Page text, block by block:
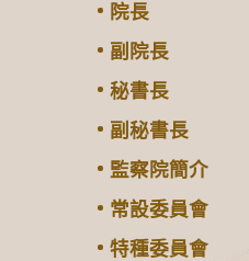
院長
副院長
秘書長
副秘書長
監察院簡介
常設委員會
特種委員會